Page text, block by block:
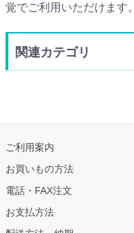
覚でご利用いただけます。
関連カテゴリ
ご利用案内
お買いもの方法
電話・FAX注文
お支払方法